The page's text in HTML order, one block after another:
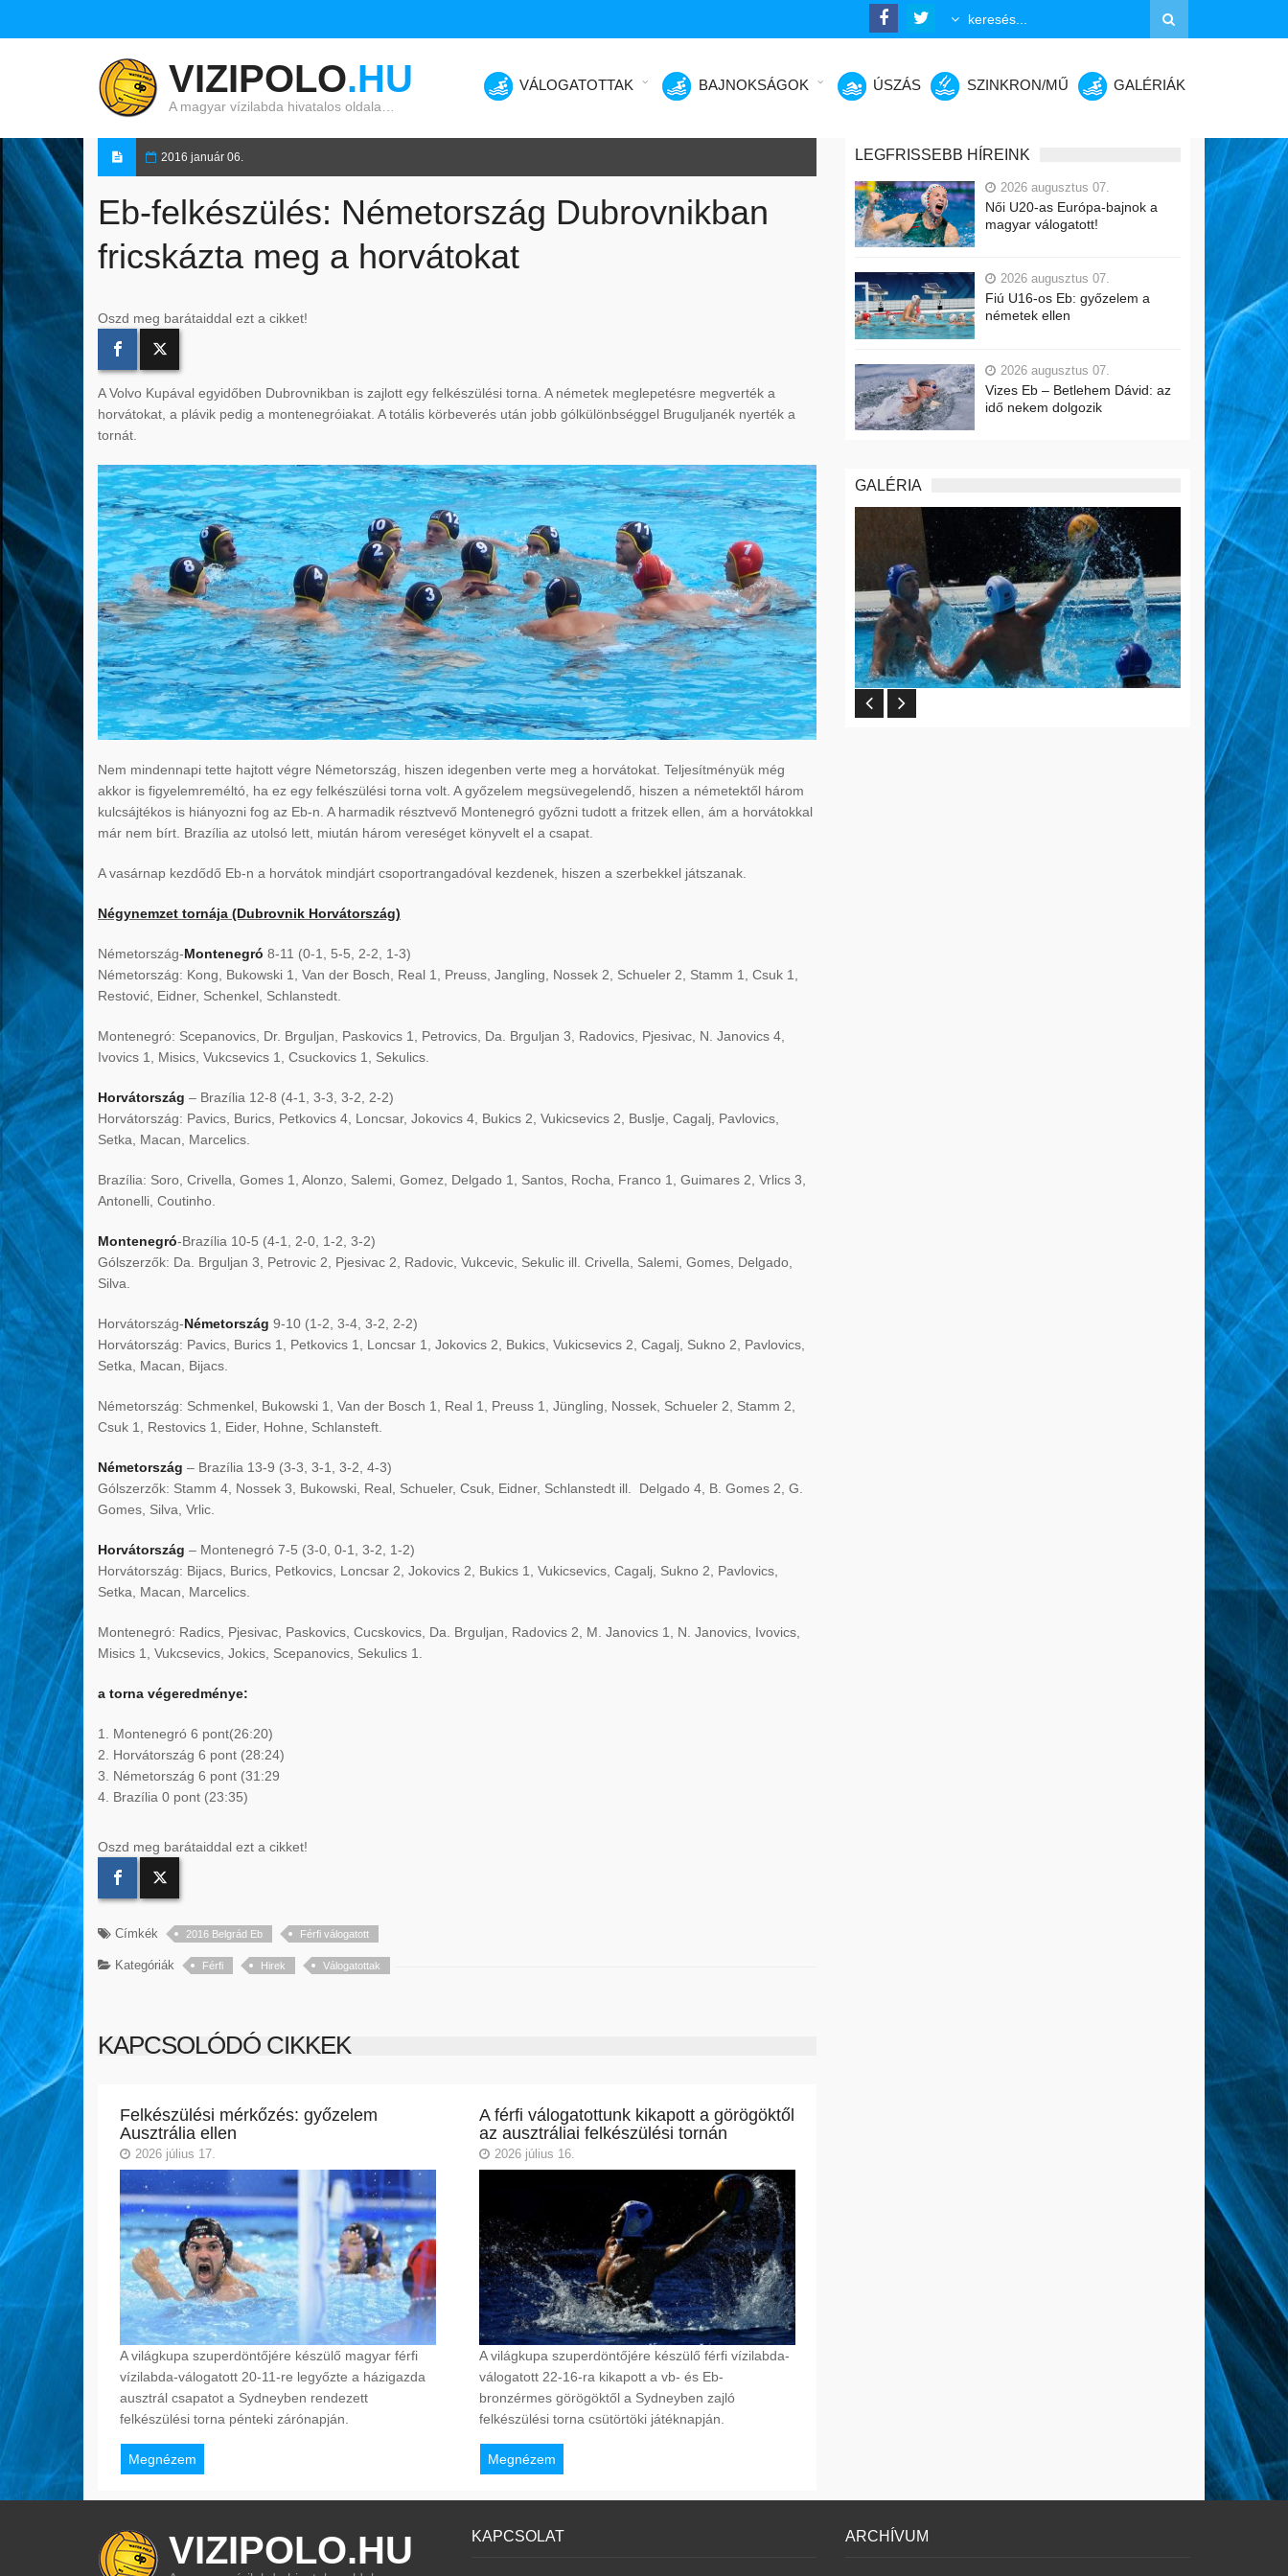
VIZIPOLO.HU
A magyar vízilabda hivatalos oldala…
VÁLOGATOTTAK BAJNOKSÁGOK ÚSZÁS SZINKRON/MŰ GALÉRIÁK
2016 január 06.
Eb-felkészülés: Németország Dubrovnikban
fricskázta meg a horvátokat
Oszd meg barátaiddal ezt a cikket!
A Volvo Kupával egyidőben Dubrovnikban is zajlott egy felkészülési torna. A németek meglepetésre megverték a
horvátokat, a plávik pedig a montenegróiakat. A totális körbeverés után jobb gólkülönbséggel Bruguljanék nyerték a
tornát.
Nem mindennapi tette hajtott végre Németország, hiszen idegenben verte meg a horvátokat. Teljesítményük még
akkor is figyelemreméltó, ha ez egy felkészülési torna volt. A győzelem megsüvegelendő, hiszen a németektől három
kulcsájtékos is hiányozni fog az Eb-n. A harmadik résztvevő Montenegró győzni tudott a fritzek ellen, ám a horvátokkal
már nem bírt. Brazília az utolsó lett, miután három vereséget könyvelt el a csapat.
A vasárnap kezdődő Eb-n a horvátok mindjárt csoportrangadóval kezdenek, hiszen a szerbekkel játszanak.
Négynemzet tornája (Dubrovnik Horvátország)
Németország-Montenegró 8-11 (0-1, 5-5, 2-2, 1-3)
Németország: Kong, Bukowski 1, Van der Bosch, Real 1, Preuss, Jangling, Nossek 2, Schueler 2, Stamm 1, Csuk 1,
Restović, Eidner, Schenkel, Schlanstedt.
Montenegró: Scepanovics, Dr. Brguljan, Paskovics 1, Petrovics, Da. Brguljan 3, Radovics, Pjesivac, N. Janovics 4,
Ivovics 1, Misics, Vukcsevics 1, Csuckovics 1, Sekulics.
Horvátország – Brazília 12-8 (4-1, 3-3, 3-2, 2-2)
Horvátország: Pavics, Burics, Petkovics 4, Loncsar, Jokovics 4, Bukics 2, Vukicsevics 2, Buslje, Cagalj, Pavlovics,
Setka, Macan, Marcelics.
Brazília: Soro, Crivella, Gomes 1, Alonzo, Salemi, Gomez, Delgado 1, Santos, Rocha, Franco 1, Guimares 2, Vrlics 3,
Antonelli, Coutinho.
Montenegró-Brazília 10-5 (4-1, 2-0, 1-2, 3-2)
Gólszerzők: Da. Brguljan 3, Petrovic 2, Pjesivac 2, Radovic, Vukcevic, Sekulic ill. Crivella, Salemi, Gomes, Delgado,
Silva.
Horvátország-Németország 9-10 (1-2, 3-4, 3-2, 2-2)
Horvátország: Pavics, Burics 1, Petkovics 1, Loncsar 1, Jokovics 2, Bukics, Vukicsevics 2, Cagalj, Sukno 2, Pavlovics,
Setka, Macan, Bijacs.
Németország: Schmenkel, Bukowski 1, Van der Bosch 1, Real 1, Preuss 1, Jüngling, Nossek, Schueler 2, Stamm 2,
Csuk 1, Restovics 1, Eider, Hohne, Schlansteft.
Németország – Brazília 13-9 (3-3, 3-1, 3-2, 4-3)
Gólszerzők: Stamm 4, Nossek 3, Bukowski, Real, Schueler, Csuk, Eidner, Schlanstedt ill. Delgado 4, B. Gomes 2, G.
Gomes, Silva, Vrlic.
Horvátország – Montenegró 7-5 (3-0, 0-1, 3-2, 1-2)
Horvátország: Bijacs, Burics, Petkovics, Loncsar 2, Jokovics 2, Bukics 1, Vukicsevics, Cagalj, Sukno 2, Pavlovics,
Setka, Macan, Marcelics.
Montenegró: Radics, Pjesivac, Paskovics, Cucskovics, Da. Brguljan, Radovics 2, M. Janovics 1, N. Janovics, Ivovics,
Misics 1, Vukcsevics, Jokics, Scepanovics, Sekulics 1.
a torna végeredménye:
1. Montenegró 6 pont(26:20)
2. Horvátország 6 pont (28:24)
3. Németország 6 pont (31:29
4. Brazília 0 pont (23:35)
Oszd meg barátaiddal ezt a cikket!
Címkék 2016 Belgrád Eb Férfi válogatott
Kategóriák Férfi Hirek Válogatottak
KAPCSOLÓDÓ CIKKEK
Felkészülési mérkőzés: győzelem
Ausztrália ellen
2026 július 17.
A világkupa szuperdöntőjére készülő magyar férfi
vízilabda-válogatott 20-11-re legyőzte a házigazda
ausztrál csapatot a Sydneyben rendezett
felkészülési torna pénteki zárónapján.
Megnézem
A férfi válogatottunk kikapott a görögöktől
az ausztráliai felkészülési tornán
2026 július 16.
A világkupa szuperdöntőjére készülő férfi vízilabda-
válogatott 22-16-ra kikapott a vb- és Eb-
bronzérmes görögöktől a Sydneyben zajló
felkészülési torna csütörtöki játéknapján.
Megnézem
LEGFRISSEBB HÍREINK
2026 augusztus 07.
Női U20-as Európa-bajnok a
magyar válogatott!
2026 augusztus 07.
Fiú U16-os Eb: győzelem a
németek ellen
2026 augusztus 07.
Vizes Eb – Betlehem Dávid: az
idő nekem dolgozik
GALÉRIA
VIZIPOLO.HU KAPCSOLAT ARCHÍVUM